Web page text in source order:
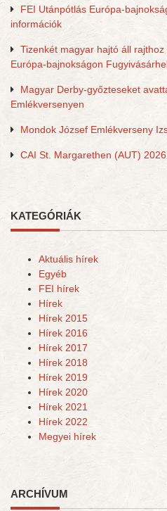
FEI Utánpótlás Európa-
információk
Tizenkét magyar hajtó áll
Európa-bajnokságon
Magyar Derby-győzteseket
Emlékversenyen
Mondok József Emlékverseny
CAI St. Margarethen (AUT)
KATEGÓRIÁK
Aktuális hírek
Egyéb
FEI hírek
Hírek
Hírek 2015
Hírek 2016
Hírek 2017
Hírek 2018
Hírek 2019
Hírek 2020
Hírek 2021
Hírek 2022
Megyei hírek
ARCHÍVUM